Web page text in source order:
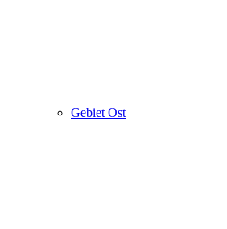
Gebiet Ost